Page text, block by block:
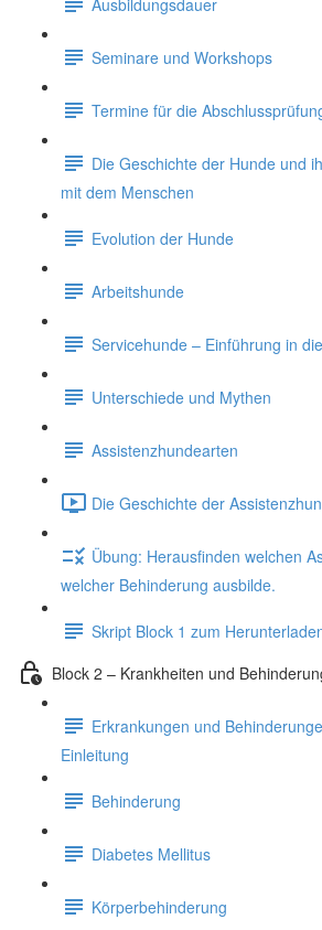
Seminare und Workshops
Termine für die
Die Geschichte der Hunde und
mit dem Menschen
Evolution der Hunde
Arbeitshunde
Servicehunde – Einführung in
Unterschiede und Mythen
Assistenzhundearten
Die Geschichte der
Übung: Herausfinden welchen
welcher Behinderung ausbilde.
Skript Block 1 zum
Block 2 – Krankheiten und
Erkrankungen und
Einleitung
Behinderung
Diabetes Mellitus
Körperbehinderung